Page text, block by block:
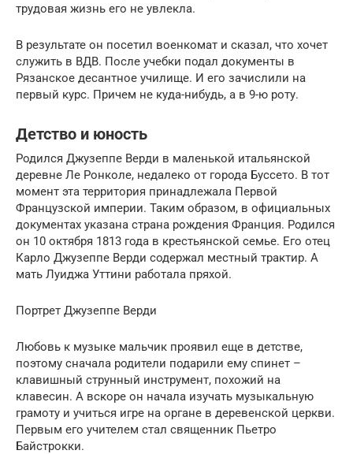
трудовая жизнь его не увлекла.
В результате он посетил военкомат и сказал, что хочет
служить в ВДВ. После учебки подал документы в
Рязанское десантное училище. И его зачислили на
первый курс. Причем не куда-нибудь, а в 9-ю роту.
Детство и юность
Родился Джузеппе Верди в маленькой итальянской
деревне Ле Ронколе, недалеко от города Буссето. В тот
момент эта территория принадлежала Первой
Французской империи. Таким образом, в официальных
документах указана страна рождения Франция. Родился
он 10 октября 1813 года в крестьянской семье. Его отец
Карло Джузеппе Верди содержал местный трактир. А
мать Луиджа Уттини работала пряхой.
Портрет Джузеппе Верди
Любовь к музыке мальчик проявил еще в детстве,
поэтому сначала родители подарили ему спинет –
клавишный струнный инструмент, похожий на
клавесин. А вскоре он начала изучать музыкальную
грамоту и учиться игре на органе в деревенской церкви.
Первым его учителем стал священник Пьетро
Байстрокки.